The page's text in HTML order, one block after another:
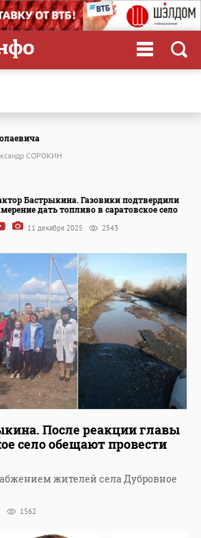
СОРОКИН
Бастрыкина. Газовики подтвердили
дать топливо в саратовское село
11 декабря 2025 2543
После реакции главы
село обещают провести
жителей села Дубровное
1562